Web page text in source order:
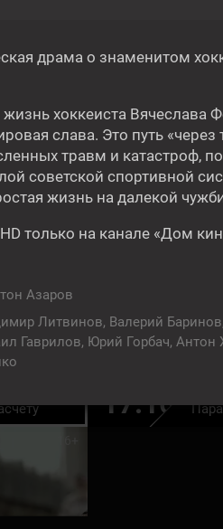
17:10 Фильм
ПАРА ИЗ
17:10
драма о знаменитом
хоккеиста Вячеслава
слава. Это путь «через
травм и катастроф,
советской спортивной
жизнь на далекой
только на канале «Дом
Азаров
Литвинов, Валерий
Гаврилов, Юрий Горбач, Антон